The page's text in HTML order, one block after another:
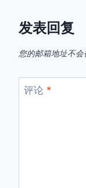
发表回复
您的邮箱地址不会
评论 *